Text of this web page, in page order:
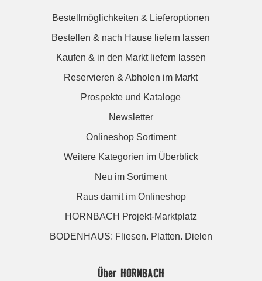
Bestellmöglichkeiten & Lieferoptionen
Bestellen & nach Hause liefern lassen
Kaufen & in den Markt liefern lassen
Reservieren & Abholen im Markt
Prospekte und Kataloge
Newsletter
Onlineshop Sortiment
Weitere Kategorien im Überblick
Neu im Sortiment
Raus damit im Onlineshop
HORNBACH Projekt-Marktplatz
BODENHAUS: Fliesen. Platten. Dielen
Über HORNBACH